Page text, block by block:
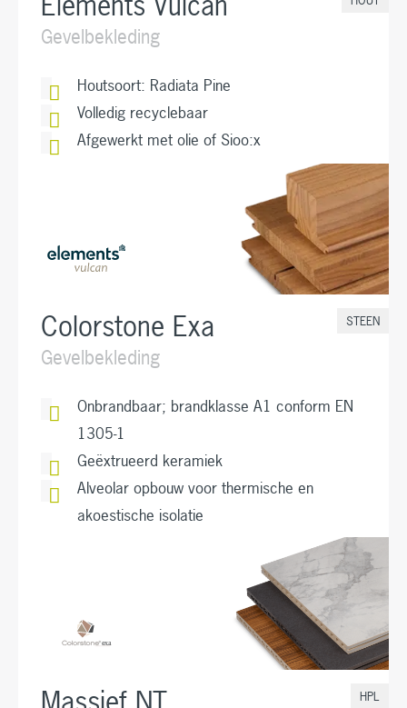
Gevelbekleding
Houtsoort: Radiata Pine
Volledig recyclebaar
Afgewerkt met olie of Sioo:x
Colorstone Exa
Gevelbekleding
STEEN
Onbrandbaar; brandklasse A1 conform EN
1305-1
Geëxtrueerd keramiek
Alveolar opbouw voor thermische en
akoestische isolatie
HPL